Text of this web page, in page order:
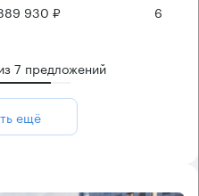
930 ₽ 6
7 предложений
ещё